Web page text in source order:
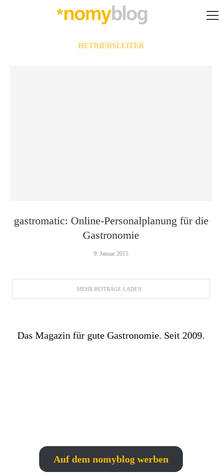
BETRIEBSLEITER
gastromatic: Online-Personalplanung für die
Gastronomie
9. Januar 2015
MEHR BEITRÄGE LADEN
Das Magazin für gute Gastronomie. Seit 2009.
Auf dem nomyblog werben